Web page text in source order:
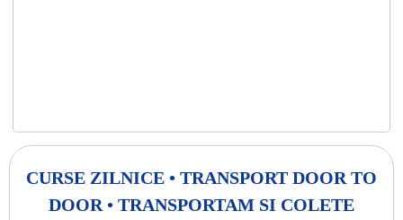
CURSE ZILNICE • TRANSPORT DOOR TO
DOOR • TRANSPORTAM SI COLETE